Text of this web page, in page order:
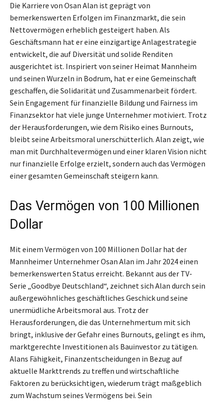
Die Karriere von Osan Alan ist geprägt von
bemerkenswerten Erfolgen im Finanzmarkt, die sein
Nettovermögen erheblich gesteigert haben. Als
Geschäftsmann hat er eine einzigartige Anlagestrategie
entwickelt, die auf Diversität und solide Renditen
ausgerichtet ist. Inspiriert von seiner Heimat Mannheim
und seinen Wurzeln in Bodrum, hat er eine Gemeinschaft
geschaffen, die Solidarität und Zusammenarbeit fördert.
Sein Engagement für finanzielle Bildung und Fairness im
Finanzsektor hat viele junge Unternehmer motiviert. Trotz
der Herausforderungen, wie dem Risiko eines Burnouts,
bleibt seine Arbeitsmoral unerschütterlich. Alan zeigt, wie
man mit Durchhaltevermögen und einer klaren Vision nicht
nur finanzielle Erfolge erzielt, sondern auch das Vermögen
einer gesamten Gemeinschaft steigern kann.
Das Vermögen von 100 Millionen
Dollar
Mit einem Vermögen von 100 Millionen Dollar hat der
Mannheimer Unternehmer Osan Alan im Jahr 2024 einen
bemerkenswerten Status erreicht. Bekannt aus der TV-
Serie „Goodbye Deutschland“, zeichnet sich Alan durch sein
außergewöhnliches geschäftliches Geschick und seine
unermüdliche Arbeitsmoral aus. Trotz der
Herausforderungen, die das Unternehmertum mit sich
bringt, inklusive der Gefahr eines Burnouts, gelingt es ihm,
marktgerechte Investitionen als Bauinvestor zu tätigen.
Alans Fähigkeit, Finanzentscheidungen in Bezug auf
aktuelle Markttrends zu treffen und wirtschaftliche
Faktoren zu berücksichtigen, wiederum trägt maßgeblich
zum Wachstum seines Vermögens bei. Sein